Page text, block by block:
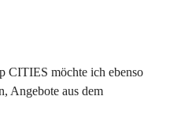
CITIES möchte ich ebenso
Angebote aus dem